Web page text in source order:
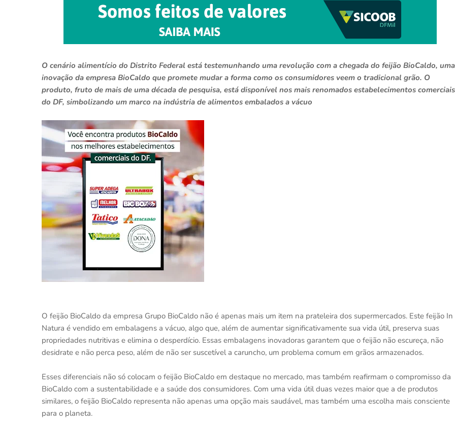
O cenário alimentício do Distrito Federal está testemunhando uma revolução com a chegada do feijão BioCaldo, uma
inovação da empresa BioCaldo que promete mudar a forma como os consumidores veem o tradicional grão. O
produto, fruto de mais de uma década de pesquisa, está disponível nos mais renomados estabelecimentos comerciais
do DF, simbolizando um marco na indústria de alimentos embalados a vácuo
O feijão BioCaldo da empresa Grupo BioCaldo não é apenas mais um item na prateleira dos supermercados. Este feijão In
Natura é vendido em embalagens a vácuo, algo que, além de aumentar significativamente sua vida útil, preserva suas
propriedades nutritivas e elimina o desperdício. Essas embalagens inovadoras garantem que o feijão não escureça, não
desidrate e não perca peso, além de não ser suscetível a caruncho, um problema comum em grãos armazenados.
Esses diferenciais não só colocam o feijão BioCaldo em destaque no mercado, mas também reafirmam o compromisso da
BioCaldo com a sustentabilidade e a saúde dos consumidores. Com uma vida útil duas vezes maior que a de produtos
similares, o feijão BioCaldo representa não apenas uma opção mais saudável, mas também uma escolha mais consciente
para o planeta.